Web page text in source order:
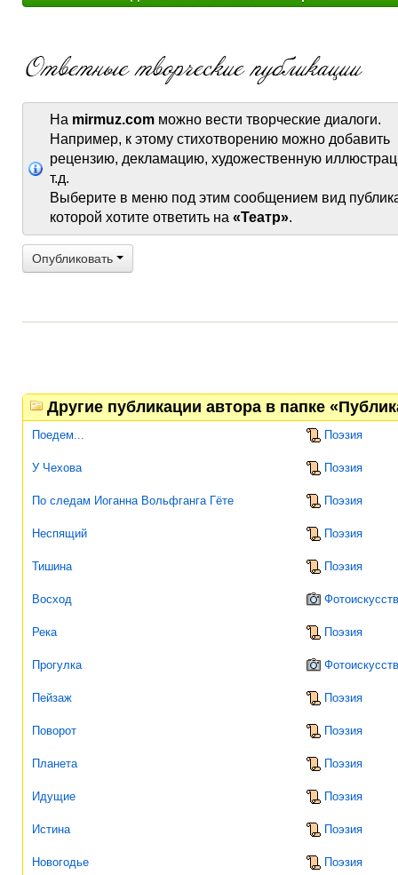
На mirmuz.com можно вести творческие диалоги.
Например, к этому стихотворению можно добавить
рецензию, декламацию, художественную
т.д.
Выберите в меню под этим сообщением вид
которой хотите ответить на «Театр».
Опубликовать
Другие публикации автора в папке
Поедем... Поэзия
У Чехова Поэзия
По следам Иоганна Вольфганга Гёте Поэзия
Неспящий Поэзия
Тишина Поэзия
Восход
Река Поэзия
Прогулка
Пейзаж Поэзия
Поворот Поэзия
Планета Поэзия
Идущие Поэзия
Истина Поэзия
Новогодье Поэзия